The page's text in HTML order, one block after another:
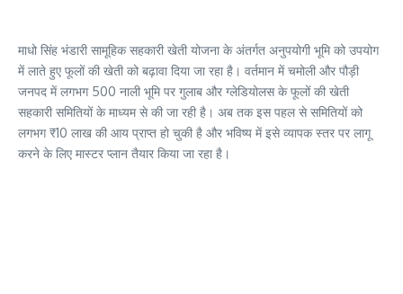
माधो सिंह भंडारी सामूहिक सहकारी खेती योजना के अंतर्गत अनुपयोगी भूमि को उपयोग
में लाते हुए फूलों की खेती को बढ़ावा दिया जा रहा है। वर्तमान में चमोली और पौड़ी
जनपद में लगभग 500 नाली भूमि पर गुलाब और ग्लेडियोलस के फूलों की खेती
सहकारी समितियों के माध्यम से की जा रही है। अब तक इस पहल से समितियों को
लगभग ₹10 लाख की आय प्राप्त हो चुकी है और भविष्य में इसे व्यापक स्तर पर लागू
करने के लिए मास्टर प्लान तैयार किया जा रहा है।